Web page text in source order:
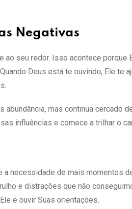
Negativas
ao seu redor. Isso acontece porque
Deus está te ouvindo, Ele te
abundância, mas continua cercado
influências e comece a trilhar o
necessidade de mais momentos
e distrações que não
e ouvir Suas orientações.